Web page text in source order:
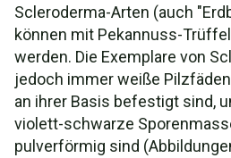
Scleroderma-Arten (auch
können mit Pekannuss-
werden. Die Exemplare von
jedoch immer weiße
an ihrer Basis befestigt sind,
violett-schwarze
pulverförmig sind